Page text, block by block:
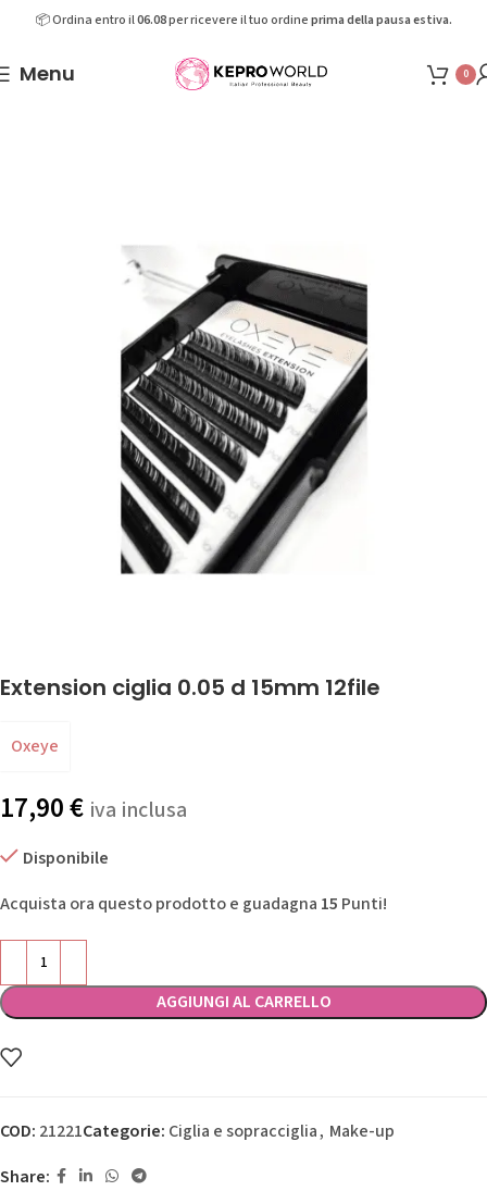
📦 Ordina entro il06.08per ricevere il tuo ordineprima della pausa estiva.
Menu 0
Ciglia e sopracciglia
Extension ciglia 0.05 d 15mm 12file
Oxeye
17,90€ iva inclusa
Disponibile
Acquista ora questo prodotto e guadagna 15 Punti!
AGGIUNGI AL CARRELLO
COD: 21221Categorie: Ciglia e sopracciglia, Make-up
Share: